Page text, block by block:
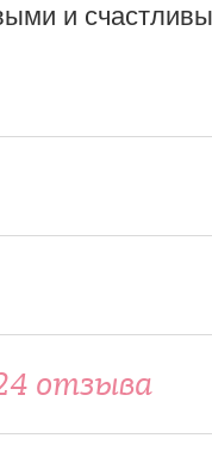
и
отзыва